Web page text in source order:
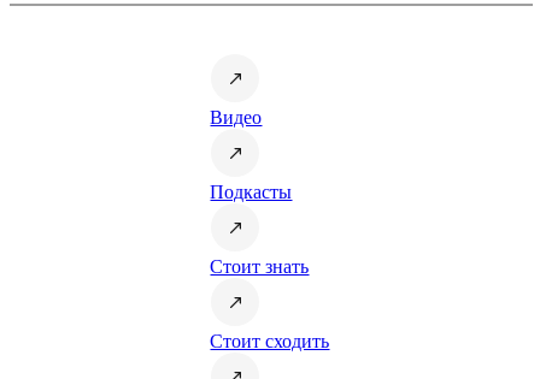
Видео
Подкасты
Стоит знать
Стоит сходить